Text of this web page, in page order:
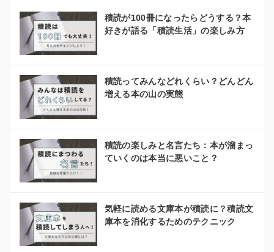
積読が100冊になったらどうする？本
好きが語る「積読生活」の楽しみ方
積読ってみんなどれくらい？どんどん
増える本の山の実態
積読の楽しみと名言たち：本が溜まっ
ていくのは本当に悪いこと？
気軽に読める文庫本が積読に？積読文
庫本を消化するためのテクニック